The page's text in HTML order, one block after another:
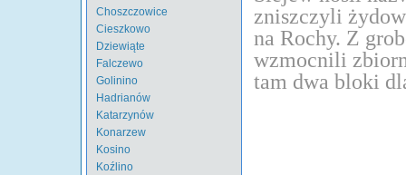
Choszczowice
Cieszkowo
Dziewiąte
Falczewo
Golinino
Hadrianów
Katarzynów
Konarzew
Kosino
Koźlino
zniszczyli
na Rochy. Z
wzmocnili
tam dwa bloki